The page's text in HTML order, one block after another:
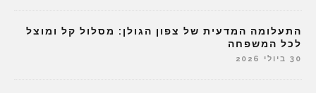
התעלומה המדעית של צפון הגולן: מסלול קל ומוצל
לכל המשפחה
30 ביולי 2026